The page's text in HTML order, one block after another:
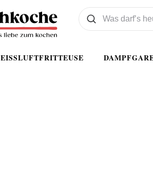
Was wollen Sie suchen
Suchen